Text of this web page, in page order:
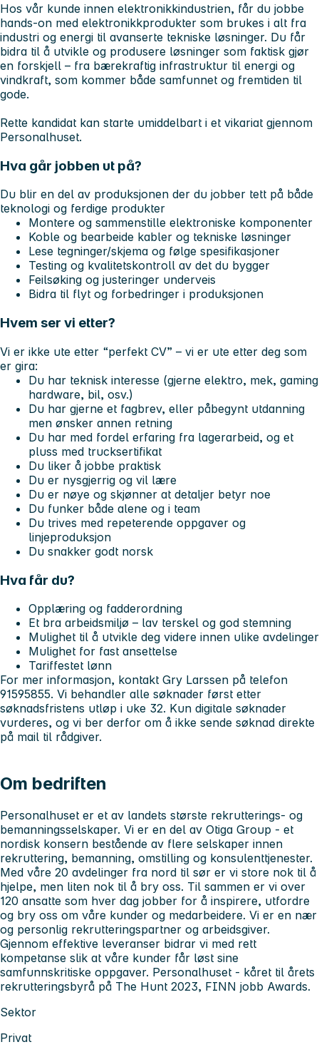
Hos vår kunde innen elektronikkindustrien, får du jobbe
hands-on med elektronikkprodukter som brukes i alt fra
industri og energi til avanserte tekniske løsninger. Du får
bidra til å utvikle og produsere løsninger som faktisk gjør
en forskjell – fra bærekraftig infrastruktur til energi og
vindkraft, som kommer både samfunnet og fremtiden til
gode.
Rette kandidat kan starte umiddelbart i et vikariat gjennom
Personalhuset.
Hva går jobben ut på?
Du blir en del av produksjonen der du jobber tett på både
teknologi og ferdige produkter
Montere og sammenstille elektroniske komponenter
Koble og bearbeide kabler og tekniske løsninger
Lese tegninger/skjema og følge spesifikasjoner
Testing og kvalitetskontroll av det du bygger
Feilsøking og justeringer underveis
Bidra til flyt og forbedringer i produksjonen
Hvem ser vi etter?
Vi er ikke ute etter “perfekt CV” – vi er ute etter deg som
er gira:
Du har teknisk interesse (gjerne elektro, mek, gaming
hardware, bil, osv.)
Du har gjerne et fagbrev, eller påbegynt utdanning
men ønsker annen retning
Du har med fordel erfaring fra lagerarbeid, og et
pluss med trucksertifikat
Du liker å jobbe praktisk
Du er nysgjerrig og vil lære
Du er nøye og skjønner at detaljer betyr noe
Du funker både alene og i team
Du trives med repeterende oppgaver og
linjeproduksjon
Du snakker godt norsk
Hva får du?
Opplæring og fadderordning
Et bra arbeidsmiljø – lav terskel og god stemning
Mulighet til å utvikle deg videre innen ulike avdelinger
Mulighet for fast ansettelse
Tariffestet lønn
For mer informasjon, kontakt Gry Larssen på telefon
91595855. Vi behandler alle søknader først etter
søknadsfristens utløp i uke 32. Kun digitale søknader
vurderes, og vi ber derfor om å ikke sende søknad direkte
på mail til rådgiver.
Om bedriften
Personalhuset er et av landets største rekrutterings- og
bemanningsselskaper. Vi er en del av Otiga Group - et
nordisk konsern bestående av flere selskaper innen
rekruttering, bemanning, omstilling og konsulenttjenester.
Med våre 20 avdelinger fra nord til sør er vi store nok til å
hjelpe, men liten nok til å bry oss. Til sammen er vi over
120 ansatte som hver dag jobber for å inspirere, utfordre
og bry oss om våre kunder og medarbeidere. Vi er en nær
og personlig rekrutteringspartner og arbeidsgiver.
Gjennom effektive leveranser bidrar vi med rett
kompetanse slik at våre kunder får løst sine
samfunnskritiske oppgaver. Personalhuset - kåret til årets
rekrutteringsbyrå på The Hunt 2023, FINN jobb Awards.
Sektor
Privat